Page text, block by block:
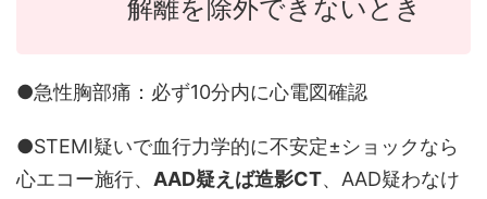
解離を除外できないとき
●急性胸部痛：必ず10分内に心電図確認
●STEMI疑いで血行力学的に不安定±ショックなら
心エコー施行、 AAD疑えば造影CT、AAD疑わなけ